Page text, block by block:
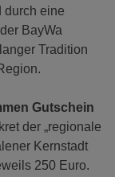
durch eine
BayWa
Tradition
Gutschein
der „regionale
Kernstadt
250 Euro.